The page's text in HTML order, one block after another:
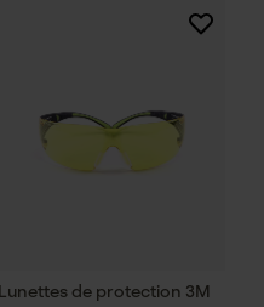
Lunettes de protection 3M